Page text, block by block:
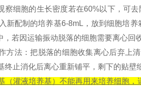
察细胞的生长密度若在60%以下，可
新配制的培养基6-8mL，放到细胞培
若因运输振动脱落的细胞需要离心回收
方法：把脱落的细胞收集离心后弃上
终止消化后离心重新铺平，剩下的贴壁
（灌液培养基）不能再用来培养细胞